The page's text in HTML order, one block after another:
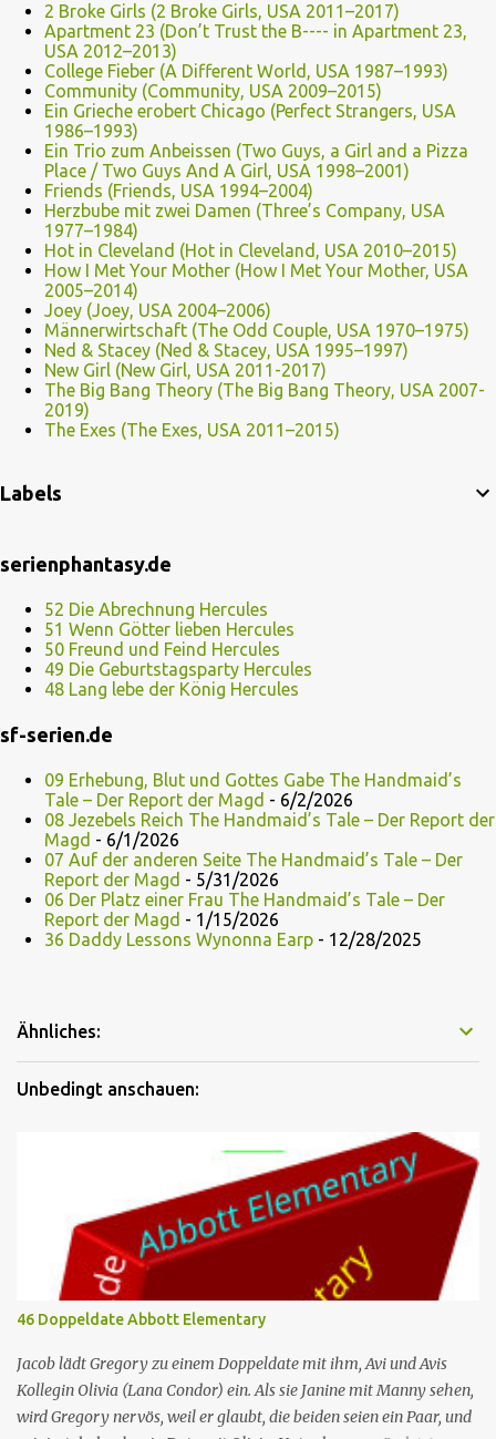
2 Broke Girls (2 Broke Girls, USA 2011–2017)
Apartment 23 (Don’t Trust the B---- in Apartment 23,
USA 2012–2013)
College Fieber (A Different World, USA 1987–1993)
Community (Community, USA 2009–2015)
Ein Grieche erobert Chicago (Perfect Strangers, USA
1986–1993)
Ein Trio zum Anbeissen (Two Guys, a Girl and a Pizza
Place / Two Guys And A Girl, USA 1998–2001)
Friends (Friends, USA 1994–2004)
Herzbube mit zwei Damen (Three’s Company, USA
1977–1984)
Hot in Cleveland (Hot in Cleveland, USA 2010–2015)
How I Met Your Mother (How I Met Your Mother, USA
2005–2014)
Joey (Joey, USA 2004–2006)
Männerwirtschaft (The Odd Couple, USA 1970–1975)
Ned & Stacey (Ned & Stacey, USA 1995–1997)
New Girl (New Girl, USA 2011-2017)
The Big Bang Theory (The Big Bang Theory, USA 2007-
2019)
The Exes (The Exes, USA 2011–2015)
Labels
serienphantasy.de
52 Die Abrechnung Hercules
51 Wenn Götter lieben Hercules
50 Freund und Feind Hercules
49 Die Geburtstagsparty Hercules
48 Lang lebe der König Hercules
sf-serien.de
09 Erhebung, Blut und Gottes Gabe The Handmaid’s
Tale – Der Report der Magd - 6/2/2026
08 Jezebels Reich The Handmaid’s Tale – Der Report der
Magd - 6/1/2026
07 Auf der anderen Seite The Handmaid’s Tale – Der
Report der Magd - 5/31/2026
06 Der Platz einer Frau The Handmaid’s Tale – Der
Report der Magd - 1/15/2026
36 Daddy Lessons Wynonna Earp - 12/28/2025
Ähnliches:
Unbedingt anschauen:
46 Doppeldate Abbott Elementary
Jacob lädt Gregory zu einem Doppeldate mit ihm, Avi und Avis
Kollegin Olivia (Lana Condor) ein. Als sie Janine mit Manny sehen,
wird Gregory nervös, weil er glaubt, die beiden seien ein Paar, und